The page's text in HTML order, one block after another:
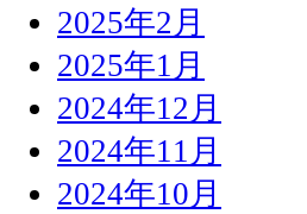
2025年2月
2025年1月
2024年12月
2024年11月
2024年10月